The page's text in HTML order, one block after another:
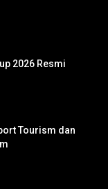
2026 Resmi
Tourism dan